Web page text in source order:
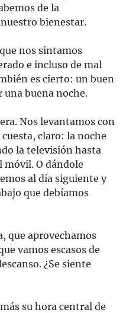
de la
bienestar.
nos sintamos
e incluso de mal
es cierto: un buen
una buena noche.
Nos levantamos con
claro: la noche
la televisión hasta
móvil. O dándole
al día siguiente y
que debíamos
que aprovechamos
vamos escasos de
¿Se siente
su hora central de